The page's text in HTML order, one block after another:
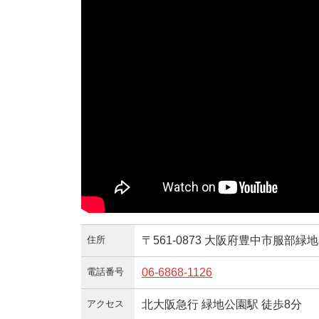
住所 〒561-0873 大阪府豊中市服部緑
電話番号 06-6868-1126
アクセス 北大阪急行 緑地公園駅 徒歩8分